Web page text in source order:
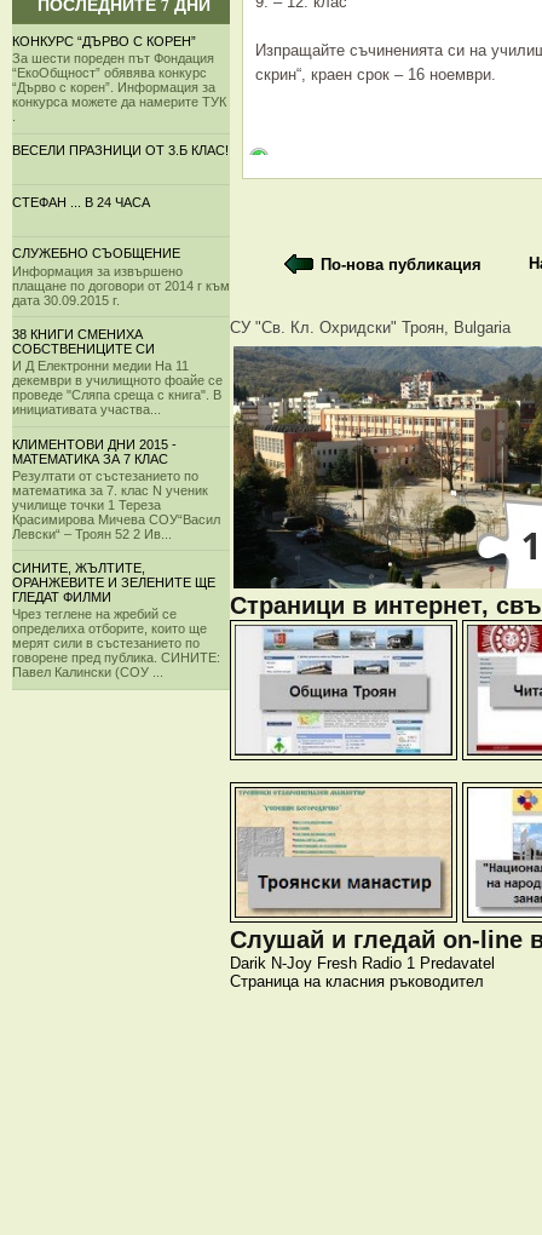
КОНКУРС “ДЪРВО С КОРЕН”
За шести пореден път Фондация
“ЕкоОбщност” обявява конкурс
“Дърво с корен”. Информация за
конкурса можете да намерите ТУК
ВЕСЕЛИ ПРАЗНИЦИ ОТ 3.Б КЛАС!
СТЕФАН ... В 24 ЧАСА
СЛУЖЕБНО СЪОБЩЕНИЕ
Информация за извършено
плащане по договори от 2014 г към
дата 30.09.2015 г.
38 КНИГИ СМЕНИХА
СОБСТВЕНИЦИТЕ СИ
И Д Електронни медии На 11
декември в училищното фоайе се
проведе "Сляпа среща с книга". В
инициативата участва...
КЛИМЕНТОВИ ДНИ 2015 -
МАТЕМАТИКА ЗА 7 КЛАС
Резултати от състезанието по
математика за 7. клас N ученик
училище точки 1 Тереза
Красимирова Мичева СОУ“Васил
Левски“ – Троян 52 2 Ив...
СИНИТЕ, ЖЪЛТИТЕ,
ОРАНЖЕВИТЕ И ЗЕЛЕНИТЕ ЩЕ
ГЛЕДАТ ФИЛМИ
Чрез теглене на жребий се
определиха отборите, които ще
мерят сили в състезанието по
говорене пред публика. СИНИТЕ:
Павел Калински (СОУ ...
Изпращайте съчиненията си на
скрин“, краен срок – 16 ноември.
По-нова публикация
СУ "Св. Кл. Охридски" Троян, Bulgaria
Страници в интернет,
Слушай и гледай on-line
Darik N-Joy Fresh Radio 1 Predavatel
Страница на класния ръководител